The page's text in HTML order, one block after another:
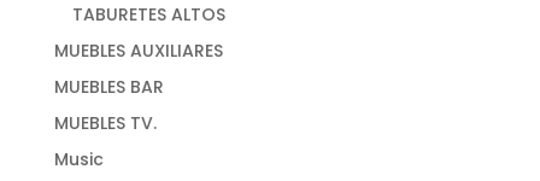
TABURETES ALTOS
MUEBLES AUXILIARES
MUEBLES BAR
MUEBLES TV.
Music